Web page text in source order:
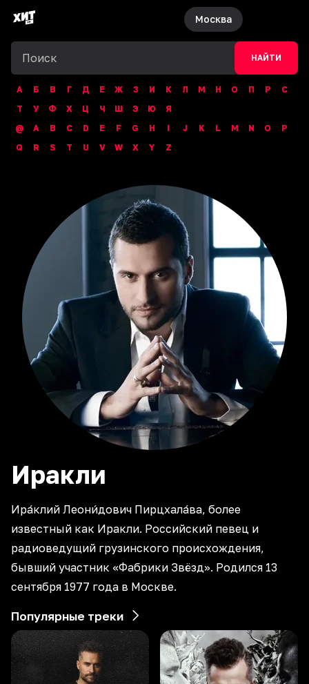
Москва
НАЙТИ
А Б В Г Д Е Ж З И К Л М Н О П Р
С
Т
У Ф Х Ц Ч Ш Э Ю
Я
@
A B C D E F G H I J K L M N O
P
Q
R S T U V W X Y Z
Иракли
Ира́клий Леони́дович Пирцхала́ва, более
известный как Иракли. Российский певец и
радиоведущий грузинского происхождения,
бывший участник «Фабрики Звёзд». Родился 13
сентября 1977 года в Москве.
Популярные треки